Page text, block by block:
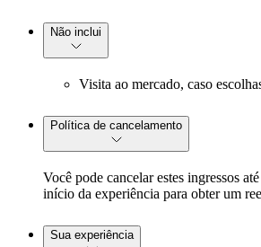
Não inclui
Visita ao mercado, caso
Política de cancelamento
Você pode cancelar estes ingressos
início da experiência para obter um
Sua experiência